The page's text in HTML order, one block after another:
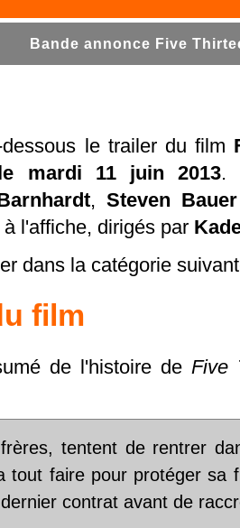
Bande annonce Five
le trailer du film
le mardi 11 juin 2013.
,Steven Bauer
l'affiche, dirigés par
dans la catégorie
film
de l'histoire deFive
tentent de rentrer
tout faire pour protéger sa
contrat avant de